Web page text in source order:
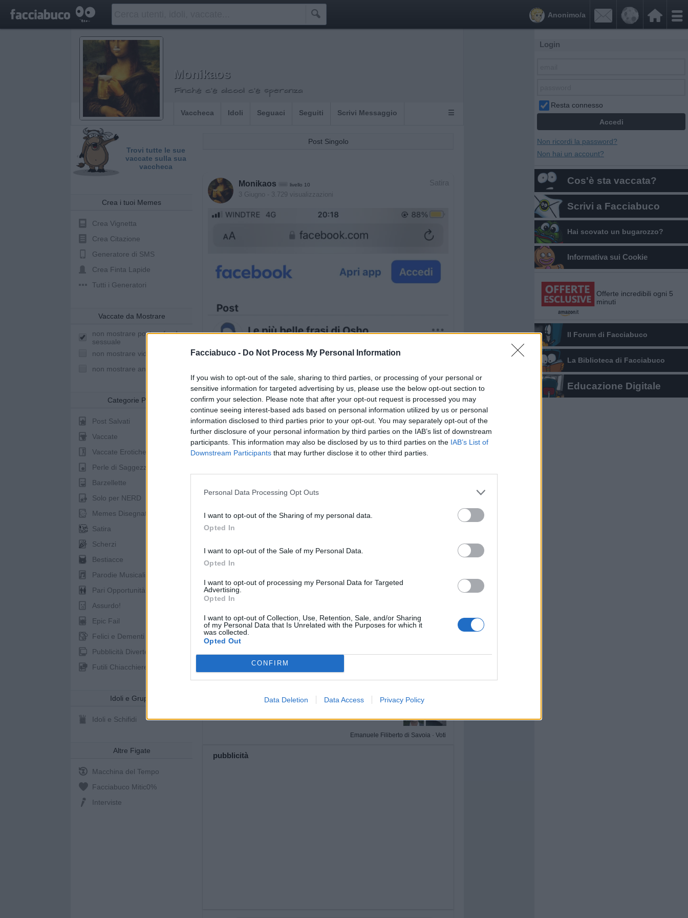
Facciabuco - Do Not Process My Personal Information
If you wish to opt-out of the sale, sharing to third parties, or processing of your personal or
sensitive information for targeted advertising by us, please use the below opt-out section to
confirm your selection. Please note that after your opt-out request is processed you may
continue seeing interest-based ads based on personal information utilized by us or personal
information disclosed to third parties prior to your opt-out. You may separately opt-out of the
further disclosure of your personal information by third parties on the IAB’s list of downstream
participants. This information may also be disclosed by us to third parties on the IAB’s List of
Downstream Participants that may further disclose it to other third parties.
Personal Data Processing Opt Outs
I want to opt-out of the Sharing of my personal data.
Opted In
I want to opt-out of the Sale of my Personal Data.
Opted In
I want to opt-out of processing my Personal Data for Targeted
Advertising.
Opted In
I want to opt-out of Collection, Use, Retention, Sale, and/or Sharing
of my Personal Data that Is Unrelated with the Purposes for which it
was collected.
Opted Out
CONFIRM
Data Deletion Data Access Privacy Policy
 

Anonimo/a
Monikaos
Finché c'è alcool c'è speranza
Vaccheca Idoli Seguaci Seguiti Scrivi Messaggio ☰
Trovi tutte le sue
vaccate sulla sua
vaccheca
Crea i tuoi Memes
Crea Vignetta
Crea Citazione
Generatore di SMS
Crea Finta Lapide
Tutti i Generatori
Vaccate da Mostrare
non mostrare post a sfondo
sessuale
non mostrare video youtube
non mostrare animazioni
Categorie Post
Post Salvati
Vaccate
Vaccate Erotiche
Perle di Saggezza
Barzellette
Solo per NERD
Memes Disegnati
Satira
Scherzi
Bestiacce
Parodie Musicali
Pari Opportunità
Assurdo!
Epic Fail
Felici e Dementi
Pubblicità Divertenti
Futili Chiacchiere
Idoli e Gruppi
Idoli e Schifidi
Altre Figate
Macchina del Tempo
Facciabuco Mitic0%
Interviste
Post Singolo
Satira
Monikaos livello 10
3 Giugno - 3.729 visualizzazioni
Stime: 2  Commenti: 1
Emanuele Filiberto di Savoia · Voti
pubblicità
Login
Resta connesso
Non ricordi la password?
Non hai un account?
Cos'è sta vaccata?
Scrivi a Facciabuco
Hai scovato un bugarozzo?
Informativa sui Cookie
Offerte incredibili ogni 5
minuti
Il Forum di Facciabuco
La Biblioteca di Facciabuco
Educazione Digitale